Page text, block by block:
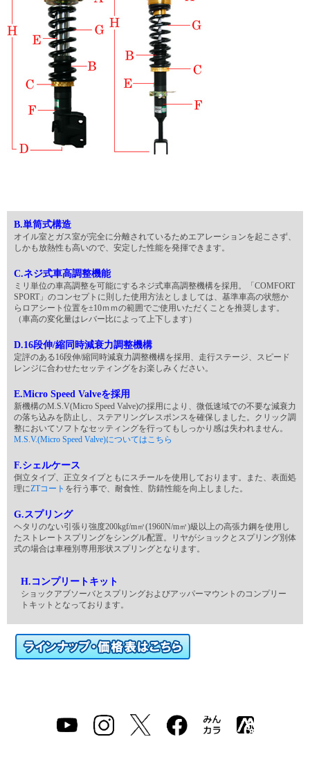
B.単筒式構造
オイル室とガス室が完全に分離されているためエアレーションを起こさず、
しかも放熱性も高いので、安定した性能を発揮できます。
C.ネジ式車高調整機能
ミリ単位の車高調整を可能にするネジ式車高調整機構を採用。「COMFORT
SPORT」のコンセプトに則した使用方法としましては、基準車高の状態か
らロアシート位置を±10ｍｍの範囲でご使用いただくことを推奨します。
（車高の変化量はレバー比によって上下します）
D.16段伸/縮同時減衰力調整機構
定評のある16段伸/縮同時減衰力調整機構を採用、走行ステージ、スピード
レンジに合わせたセッティングをお楽しみください。
E.Micro Speed Valveを採用
新機構のM.S.V(Micro Speed Valve)の採用により、微低速域での不要な減衰力
の落ち込みを防止し、ステアリングレスポンスを確保しました。クリック調
整においてソフトなセッティングを行ってもしっかり感は失われません。
M.S.V.(Micro Speed Valve)についてはこちら
F.シェルケース
倒立タイプ、正立タイプともにスチールを使用しております。また、表面処
理にZTコート を行う事で、耐食性、防錆性能を向上しました。
G.スプリング
ヘタリのない引張り強度200kgf/m㎡(1960N/m㎡)級以上の高張力鋼を使用し
たストレートスプリングをシングル配置。リヤがショックとスプリング別体
式の場合は車種別専用形状スプリングとなります。
H.コンプリートキット
ショックアブソーバとスプリングおよびアッパーマウントのコンプリー
トキットとなっております。